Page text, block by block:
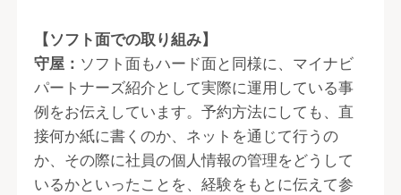
【ソフト面での取り組み】
守屋： ソフト面もハード面と同様に、マイナビ
パートナーズ紹介として実際に運用している事
例をお伝えしています。予約方法にしても、直
接何か紙に書くのか、ネットを通じて行うの
か、その際に社員の個人情報の管理をどうして
いるかといったことを、経験をもとに伝えて参